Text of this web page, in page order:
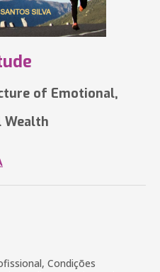
of Emotional,
Wealth
Condições